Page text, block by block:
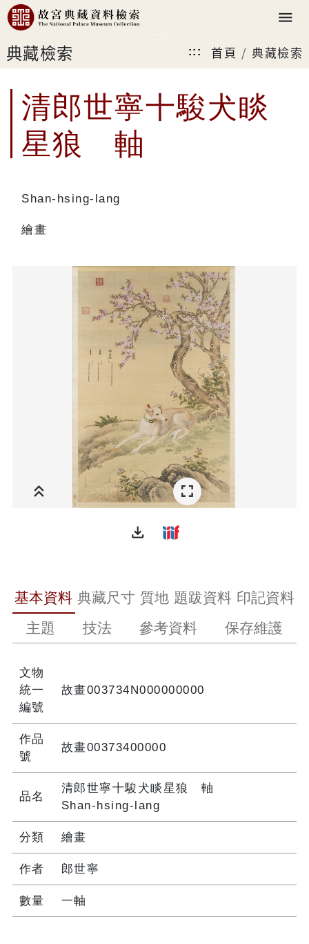
典藏檢索 ::: 首頁 典藏檢索
清郎世寧十駿犬睒
星狼 軸
Shan-hsing-lang
繪畫
file_download
基本資料 典藏尺寸 質地 題跋資料 印記資料
主題
技法 參考資料 保存維護
文物
統一
編號
故畫003734N000000000
作品
號
故畫00373400000
品名
清郎世寧十駿犬睒星狼 軸
Shan-hsing-lang
分類 繪畫
作者 郎世寧
數量 一軸